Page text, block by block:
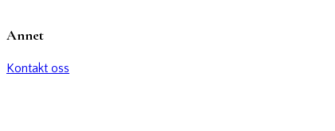
Annet
Kontakt oss